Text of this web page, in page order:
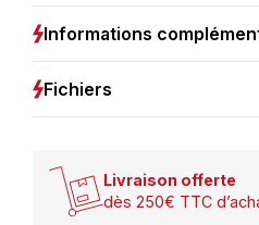
Informations
Fichiers
Livraison offerte
dès 250€ TTC